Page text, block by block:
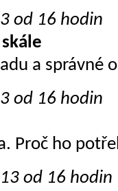
od 16 hodin
a správné
od 16 hodin
Proč ho
od 16 hodin